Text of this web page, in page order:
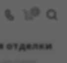
отделки